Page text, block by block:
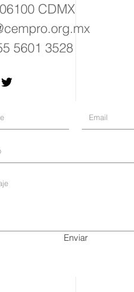
CDMX
5601 3528
Enviar